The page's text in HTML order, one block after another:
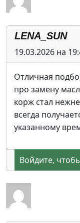
LENA_SUN
19.03.2026 на
Отличная
про замену
корж стал
всегда
указанному
Войдите,